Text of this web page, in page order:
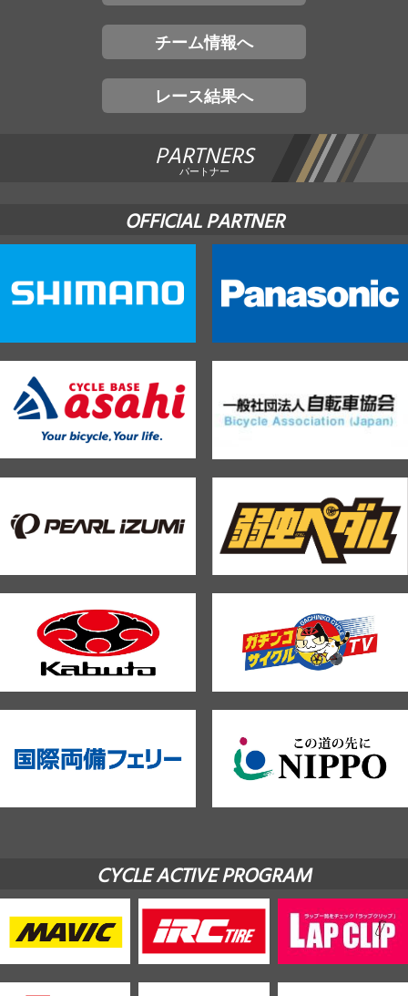
チーム情報へ
レース結果へ
PARTNERS
パートナー
OFFICIAL PARTNER
CYCLE ACTIVE PROGRAM